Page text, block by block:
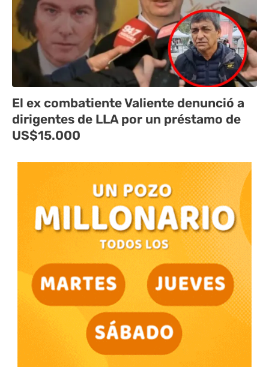
El ex combatiente Valiente denunció a
dirigentes de LLA por un préstamo de
US$15.000